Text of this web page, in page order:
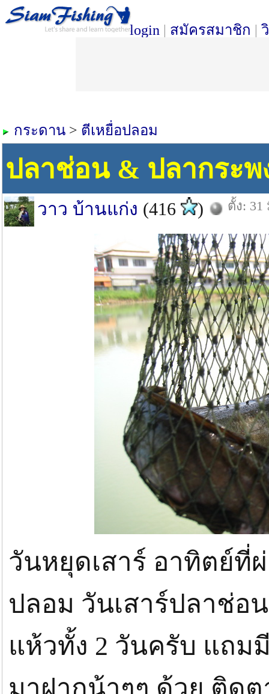
login | สมัครสมาชิก |
กระดาน > ตีเหยื่อปลอม
ปลาช่อน & ปลากระพ
วาว บ้านแก่ง (416 ) ตั้ง: 31
วันหยุดเสาร์ อาทิตย์ที่
ปลอม วันเสาร์ปลาช่อ
แห้วทั้ง 2 วันครับ แถม